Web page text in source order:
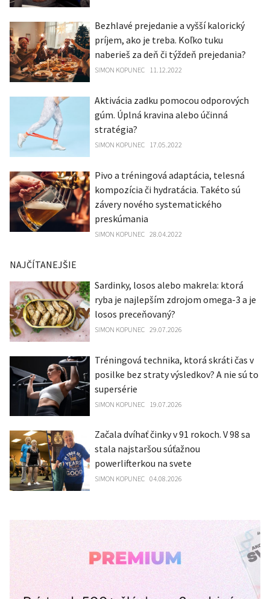
Bezhlavé prejedanie a vyšší kalorický
príjem, ako je treba. Koľko tuku
naberieš za deň či týždeň prejedania?
SIMON KOPUNEC 11.12.2022
Aktivácia zadku pomocou odporových
gúm. Úplná kravina alebo účinná
stratégia?
SIMON KOPUNEC 17.05.2022
Pivo a tréningová adaptácia, telesná
kompozícia či hydratácia. Takéto sú
závery nového systematického
preskúmania
SIMON KOPUNEC 28.04.2022
NAJČÍTANEJŠIE
Sardinky, losos alebo makrela: ktorá
ryba je najlepším zdrojom omega-3 a je
losos preceňovaný?
SIMON KOPUNEC 29.07.2026
Tréningová technika, ktorá skráti čas v
posilke bez straty výsledkov? A nie sú to
supersérie
SIMON KOPUNEC 19.07.2026
Začala dvíhať činky v 91 rokoch. V 98 sa
stala najstaršou súťažnou
powerlifterkou na svete
SIMON KOPUNEC 04.08.2026